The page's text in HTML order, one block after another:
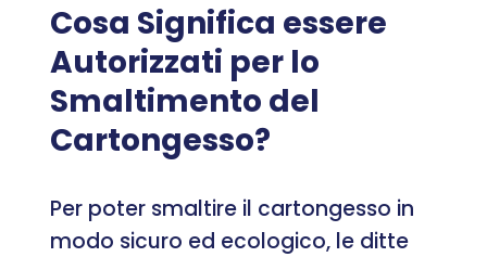
Cosa Significa essere
Autorizzati per lo
Smaltimento del
Cartongesso?
Per poter smaltire il cartongesso in
modo sicuro ed ecologico, le ditte